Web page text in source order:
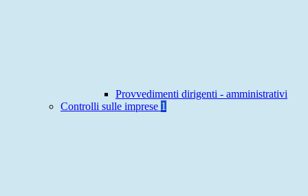
Provvedimenti dirigenti - amministrativi
Controlli sulle imprese 1